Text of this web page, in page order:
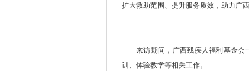
扩大救助范围、提升服务质效，助力广
来访期间，广西残疾人福利基金
训、体验教学等相关工作。